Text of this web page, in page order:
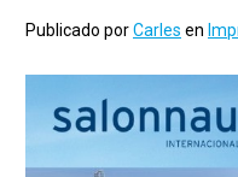
Publicado porCarles en